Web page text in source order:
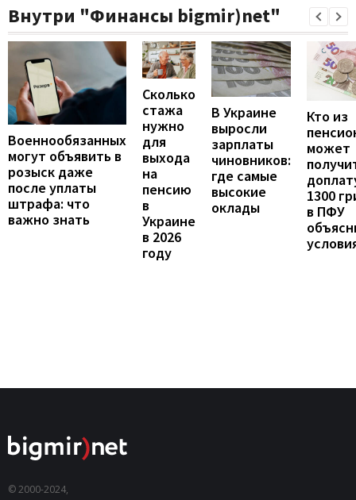
Внутри "Финансы bigmir)net"
Военнообязанных
могут объявить в
розыск даже
после уплаты
штрафа: что
важно знать
Сколько
стажа
нужно
для
выхода
на
пенсию
в
Украине
в 2026
году
В Украине
выросли
зарплаты
чиновников:
где самые
высокие
оклады
Кто из
может
1300
в ПФУ
© 2000-2024,